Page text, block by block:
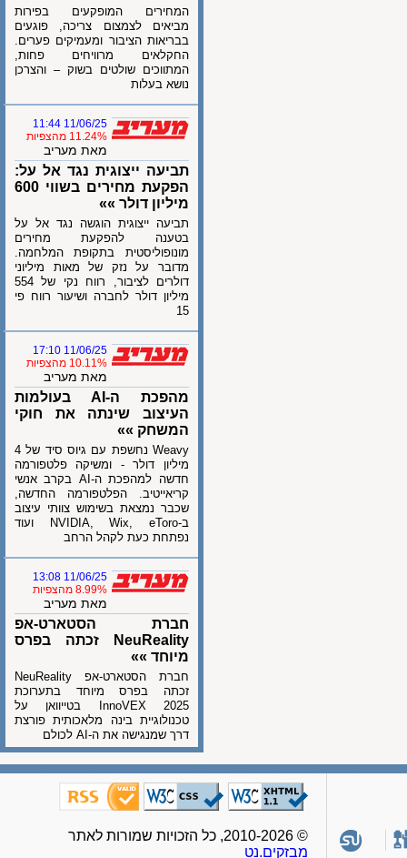
המחירים המופקעים בפירות
מביאים לצמצום צריכה, פוגעים
בבריאות הציבור ומעמיקים פערים.
החקלאים מרוויחים פחות,
המתווכים שולטים בשוק – והצרכן
נושא בעלות
11/06/25 11:44
11.24% מהצפיות
מאת מעריב
תביעה ייצוגית נגד אל על:
הפקעת מחירים בשווי 600
מיליון דולר »»
תביעה ייצוגית הוגשה נגד אל על
בטענה להפקעת מחירים
מונופוליסטית בתקופת המלחמה.
מדובר על נזק של מאות מיליוני
דולרים לציבור, רווח נקי של 554
מיליון דולר לחברה ושיעור רווח פי
11/06/25 17:10
10.11% מהצפיות
מאת מעריב
מהפכת ה-AI בעולמות
העיצוב שינתה את חוקי
המשחק »»
Weavy נחשפת עם גיוס סיד של 4
מיליון דולר - ומשיקה פלטפורמה
חדשה למהפכת ה-AI בקרב אנשי
קריאייטיב. הפלטפורמה החדשה,
שכבר נמצאת בשימוש צוותי עיצוב
ב-NVIDIA, Wix, eToro ועוד
נפתחת כעת לקהל הרחב
11/06/25 13:08
8.99% מהצפיות
מאת מעריב
חברת הסטארט-אפ
NeuReality זכתה בפרס
מיוחד »»
חברת הסטארט-אפ NeuReality
זכתה בפרס מיוחד בתערוכת
InnoVEX 2025 בטייוואן על
טכנולוגיית בינה מלאכותית פורצת
דרך שמנגישה את ה-AI לכולם
מבזקים.נט